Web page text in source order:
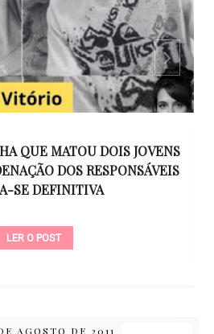
QUE MATOU DOIS JOVENS
DOS RESPONSÁVEIS
SE DEFINITIVA
LER O POST
AGOSTO DE 2011